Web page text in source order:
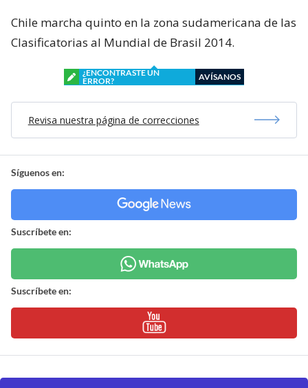
Chile marcha quinto en la zona sudamericana de las
Clasificatorias al Mundial de Brasil 2014.
¿ENCONTRASTE UN
ERROR?
AVÍSANOS
Revisa nuestra página de correcciones
Síguenos en:
Suscríbete en:
Suscríbete en: